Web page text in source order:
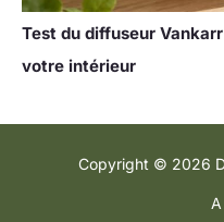
Test du diffuseur
votre intérieur
Copyright © 2026